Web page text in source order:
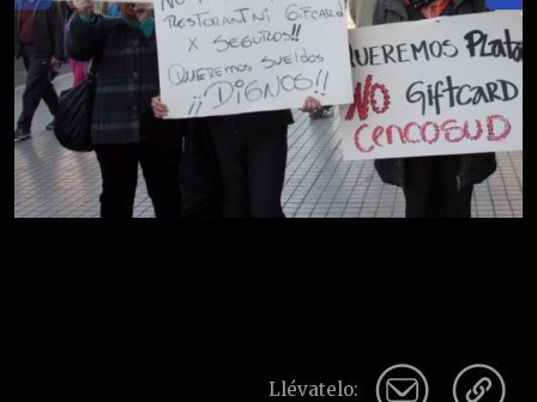
Llévatelo: